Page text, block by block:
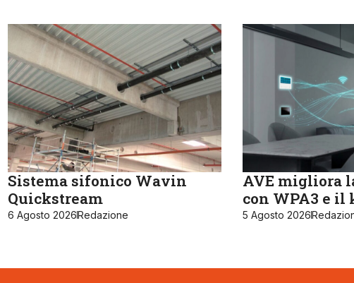
Sistema sifonico Wavin
Quickstream
6 Agosto 2026Redazione
AVE migliora
con WPA3 e
5 Agosto 2026